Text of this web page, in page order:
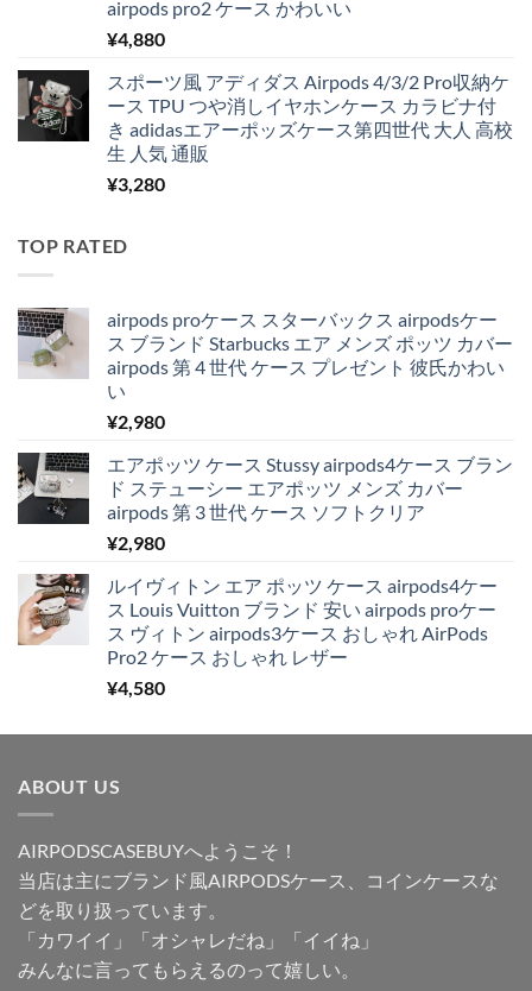
airpods pro2 ケース かわいい
¥4,880
スポーツ風 アディダス Airpods 4/3/2 Pro収納ケ
ース TPU つや消しイヤホンケース カラビナ付
き adidasエアーポッズケース第四世代 大人 高校
生 人気 通販
¥3,280
TOP RATED
airpods proケース スターバックス airpodsケー
ス ブランド Starbucks エア メンズ ポッツ カバー
airpods 第 4 世代 ケース プレゼント 彼氏かわい
い
¥2,980
エアポッツ ケース Stussy airpods4ケース ブラン
ド ステューシー エアポッツ メンズ カバー
airpods 第 3 世代 ケース ソフトクリア
¥2,980
ルイヴィトン エア ポッツ ケース airpods4ケー
ス Louis Vuitton ブランド 安い airpods proケー
ス ヴィトン airpods3ケース おしゃれ AirPods
Pro2 ケース おしゃれ レザー
¥4,580
ABOUT US
AIRPODSCASEBUYへようこそ！
当店は主にブランド風AIRPODSケース、コインケースな
どを取り扱っています。
「カワイイ」「オシャレだね」「イイね」
みんなに言ってもらえるのって嬉しい。